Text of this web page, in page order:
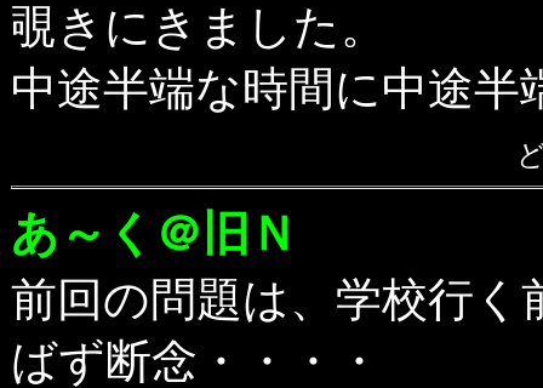
覗きにきました。
中途半端な時間に中途
あ～く＠旧Ｎ
前回の問題は、学校行
ばず断念・・・・